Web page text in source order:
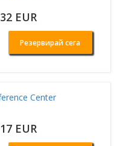
EUR
Резервирай сега
Center
EUR